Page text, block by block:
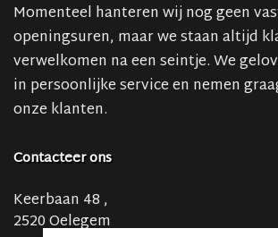
Momenteel hanteren wij nog geen
openingsuren, maar we staan altijd
verwelkomen na een seintje. We
in persoonlijke service en nemen
onze klanten.
Contacteer ons
Keerbaan 48 ,
2520 Oelegem